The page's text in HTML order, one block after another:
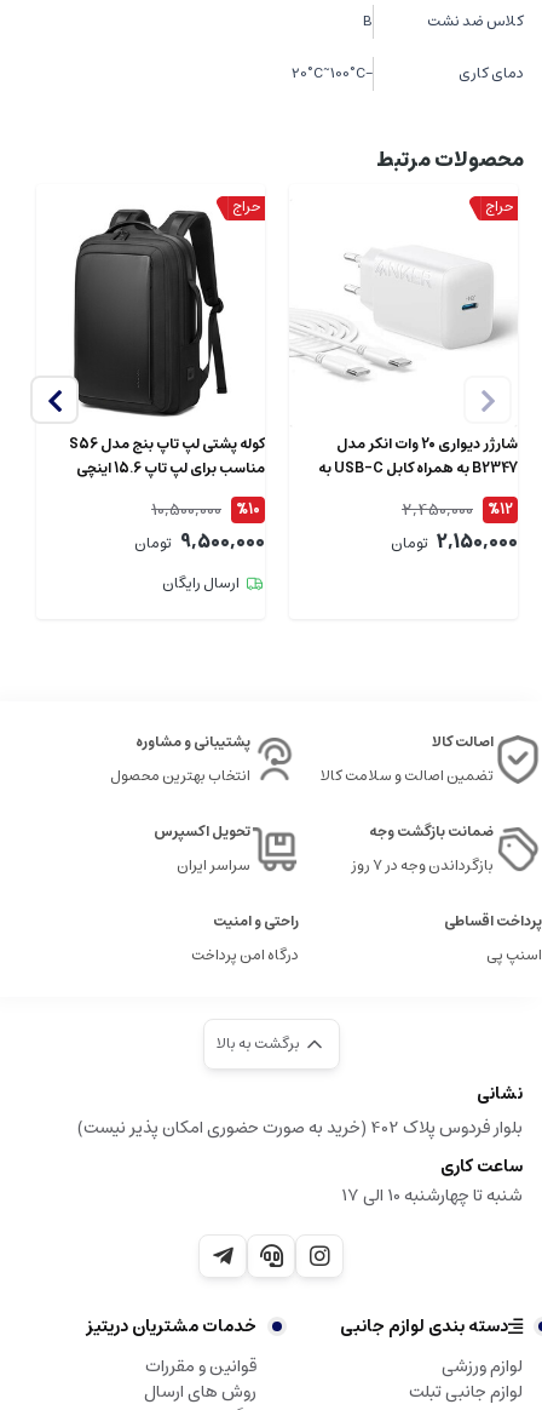
کلاس ضد نشت B
دمای کاری -20°C~100°C
محصولات مرتبط
شارژر دیواری 20 وات انکر مدل
B2347 به همراه کابل USB-C به
طول 1.5 متر
%12
2,450,000
2,150,000 تومان
کوله پشتی لپ تاپ بنج مدل S56
مناسب برای لپ تاپ 15.6 اینچی
%10
10,500,000
9,500,000 تومان
ارسال رایگان
اصالت کالا
تضمین اصالت و سلامت کالا
پشتیبانی و مشاوره
انتخاب بهترین محصول
ضمانت بازگشت وجه
بازگرداندن وجه در ۷ روز
تحویل اکسپرس
سراسر ایران
پرداخت اقساطی
اسنپ پی
راحتی و امنیت
درگاه امن پرداخت
برگشت به بالا
نشانی
بلوار فردوس پلاک 402 (خرید به صورت حضوری امکان پذیر نیست)
ساعت کاری
شنبه تا چهارشنبه 10 الی 17
دسته بندی لوازم جانبی
لوازم ورزشی
لوازم جانبی تبلت
خدمات مشتریان دریتیز
قوانین و مقررات
روش های ارسال